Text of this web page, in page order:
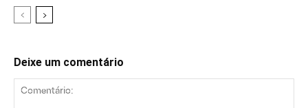
Deixe um comentário